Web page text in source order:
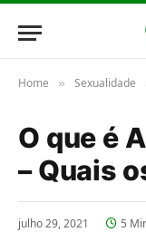
Home » Sexualidade
O que é
– Quais
julho 29, 2021 5